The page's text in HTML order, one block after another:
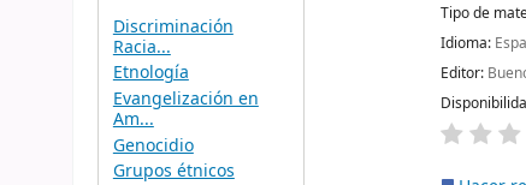
Discriminación
Racia...
Etnología
Evangelización en
Am...
Genocidio
Grupos étnicos
Tipo de
Idioma:
Editor: